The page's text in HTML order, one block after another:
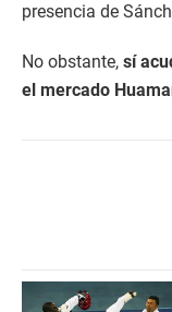
presencia de
No obstante, sí
el mercado